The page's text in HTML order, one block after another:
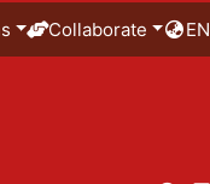
Collaborate EN